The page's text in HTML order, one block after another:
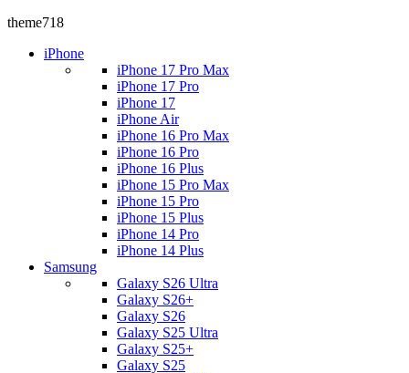
theme718
iPhone
iPhone 17 Pro Max
iPhone 17 Pro
iPhone 17
iPhone Air
iPhone 16 Pro Max
iPhone 16 Pro
iPhone 16 Plus
iPhone 15 Pro Max
iPhone 15 Pro
iPhone 15 Plus
iPhone 14 Pro
iPhone 14 Plus
Samsung
Galaxy S26 Ultra
Galaxy S26+
Galaxy S26
Galaxy S25 Ultra
Galaxy S25+
Galaxy S25